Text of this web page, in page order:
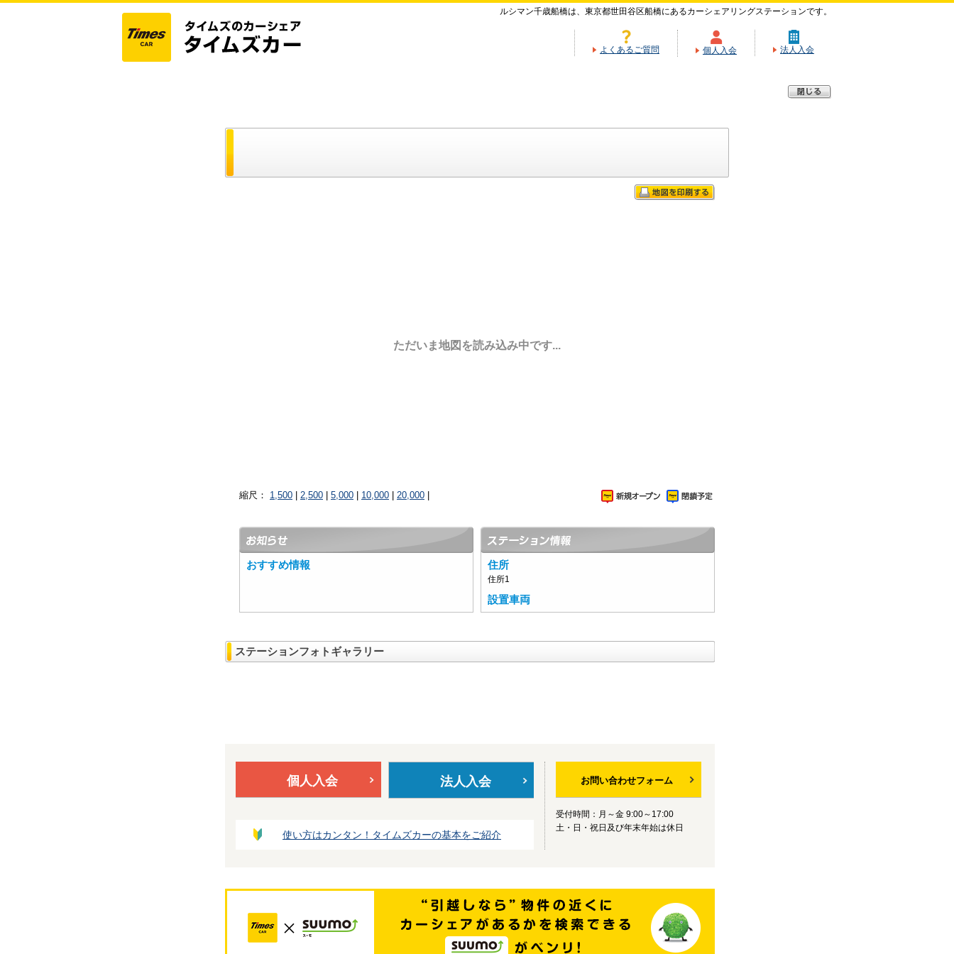
ルシマン千歳船橋は、東京都世田谷区船橋にあるカーシェアリングステーションです。
よくあるご質問 個人入会 法人入会
ただいま地図を読み込み中です...
縮尺： 1,500 2,500 5,000 10,000 20,000
おすすめ情報 住所
住所1
設置車両
ステーションフォトギャラリー
個人入会 法人入会
使い方はカンタン！タイムズカーの基本をご紹介
お問い合わせフォーム
受付時間：月～金 9:00～17:00
土・日・祝日及び年末年始は休日